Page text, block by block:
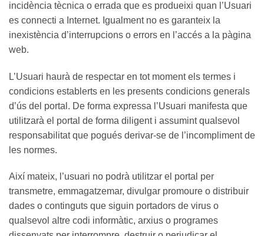
incidència tècnica o errada que es produeixi quan l’Usuari
es connecti a Internet. Igualment no es garanteix la
inexistència d’interrupcions o errors en l’accés a la pàgina
web.
L’Usuari haurà de respectar en tot moment els termes i
condicions establerts en les presents condicions generals
d’ús del portal. De forma expressa l’Usuari manifesta que
utilitzarà el portal de forma diligent i assumint qualsevol
responsabilitat que pogués derivar-se de l’incompliment de
les normes.
Així mateix, l’usuari no podrà utilitzar el portal per
transmetre, emmagatzemar, divulgar promoure o distribuir
dades o continguts que siguin portadors de virus o
qualsevol altre codi informàtic, arxius o programes